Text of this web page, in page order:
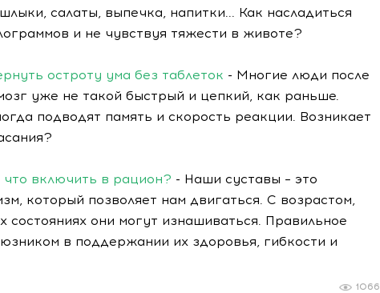
салаты, выпечка, напитки... Как насладиться
и не чувствуя тяжести в животе?
остроту ума без таблеток - Многие люди после
уже не такой быстрый и цепкий, как раньше.
подводят память и скорость реакции. Возникает
что включить в рацион? - Наши суставы – это
который позволяет нам двигаться. С возрастом,
состояниях они могут изнашиваться. Правильное
в поддержании их здоровья, гибкости и
1066